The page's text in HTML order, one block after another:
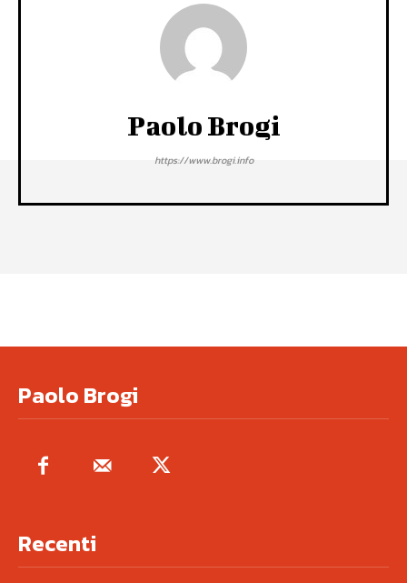
Paolo Brogi
https://www.brogi.info
Paolo Brogi
Recenti